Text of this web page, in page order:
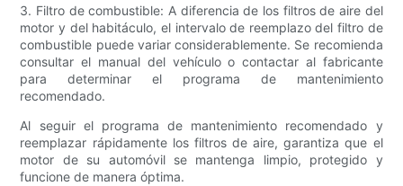
3. Filtro de combustible: A diferencia de los filtros de aire del
motor y del habitáculo, el intervalo de reemplazo del filtro de
combustible puede variar considerablemente. Se recomienda
consultar el manual del vehículo o contactar al fabricante
para determinar el programa de mantenimiento
recomendado.
Al seguir el programa de mantenimiento recomendado y
reemplazar rápidamente los filtros de aire, garantiza que el
motor de su automóvil se mantenga limpio, protegido y
funcione de manera óptima.